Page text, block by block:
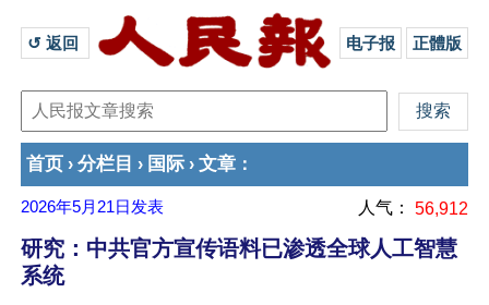
↺ 返回 电子报 正體版
首页 › 分栏目 › 国际 › 文章 ：
2026年5月21日 发表 人气： 56,912
研究：中共官方宣传语料已渗透全球人工智慧
系统